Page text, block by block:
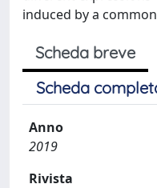
induced by a
Scheda breve
Scheda
Anno
2019
Rivista